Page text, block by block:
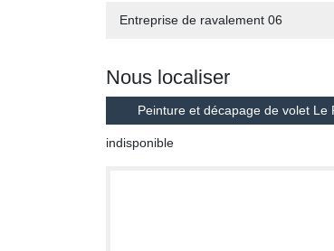
Entreprise de ravalement 06
Nous localiser
Peinture et décapage de volet Le
indisponible